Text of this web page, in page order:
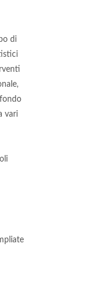
di
vari